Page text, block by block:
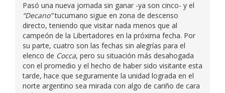
Pasó una nueva jornada sin ganar -ya son cinco- y el
“Decano”tucumano sigue en zona de descenso
directo, teniendo que visitar nada menos que al
campeón de la Libertadores en la próxima fecha. Por
su parte, cuatro son las fechas sin alegrías para el
elenco de Cocca, pero su situación más desahogada
con el promedio y el hecho de haber sido visitante esta
tarde, hace que seguramente la unidad lograda en el
norte argentino sea mirada con algo de cariño de cara